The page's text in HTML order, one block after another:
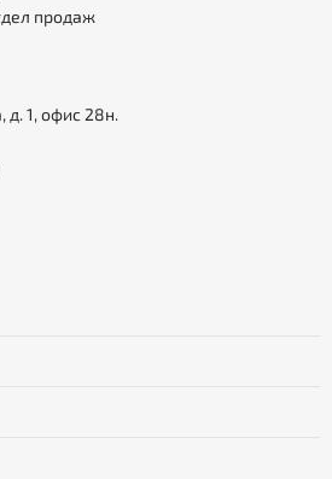
продаж
д. 1, офис 28н.